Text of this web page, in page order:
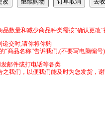
商品种类需按“确认更改”按
络问题不能顺利递
“商品名称”告诉我们,(不要写电脑编号
里留言，也可用发
之我们，以便我们能及时为您发货，